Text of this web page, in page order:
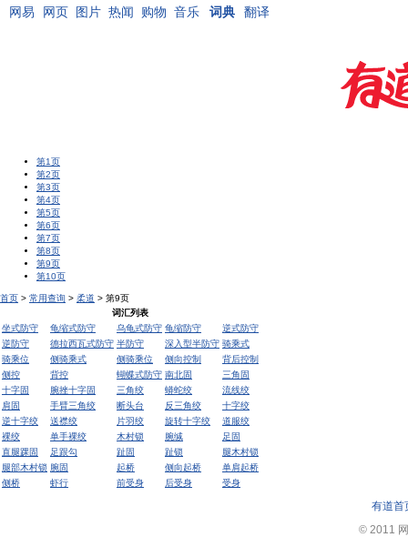
网易 网页 图片 热闻 购物 音乐 词典 翻译
第1页
第2页
第3页
第4页
第5页
第6页
第7页
第8页
第9页
第10页
首页 > 常用查询 > 柔道 > 第9页
词汇列表
坐式防守
龟缩式防守 乌龟式防守 龟缩防守
逆式防守
逆防守
德拉西瓦式防守 半防守 深入型半防守 骑乘式
骑乘位
侧骑乘式 侧骑乘位 侧向控制
背后控制
侧控
背控 蝴蝶式防守 南北固
三角固
十字固
腕挫十字固 三角绞 蟒蛇绞
流线绞
肩固
手臂三角绞 断头台 反三角绞
十字绞
逆十字绞
送襟绞 片羽绞 旋转十字绞
道服绞
裸绞
单手裸绞 木村锁 腕缄
足固
直腿踝固
足跟勾 趾固 趾锁
腿木村锁
腿部木村锁 腕固 起桥 侧向起桥
单肩起桥
侧桥
虾行 前受身 后受身 受身
有道首
© 2011